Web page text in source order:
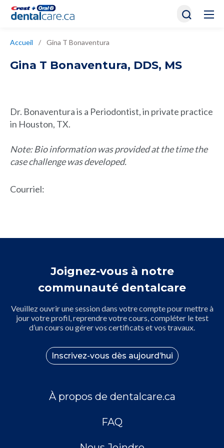
Accueil / Gina T Bonaventura
Gina T Bonaventura, DDS, MS
Dr. Bonaventura is a Periodontist, in private practice
in Houston, TX.
Note: Bio information was provided at the time the
case challenge was developed.
Courriel:
Joignez-vous à notre
communauté dentalcare
Veuillez ouvrir une session dans votre compte pour mettre à
jour votre profil, reprendre votre cours, compléter le test
d’un cours ou gérer vos certificats et vos travaux.
Inscrivez-vous dès aujourd’hui
À propos de dentalcare.ca
FAQ